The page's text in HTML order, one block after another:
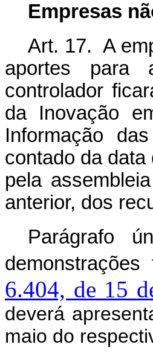
Empresas
Art. 17. A
aportes para
controlador
da Inovação
Informação
contado da
pela
anterior, dos
Parágrafo
6.404, de 15
deverá
maio do